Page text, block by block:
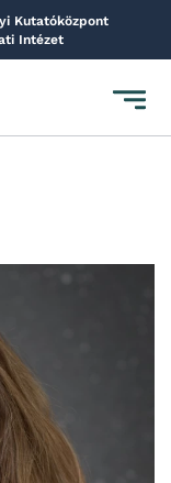
Kutatóközpont
Intézet
Toggle